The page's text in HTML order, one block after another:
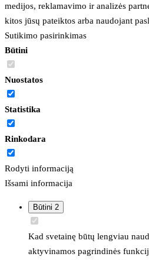
medijos, reklamavimo ir analizės
kitos jūsų pateiktos arba naudojant
Sutikimo pasirinkimas
Būtini
Nuostatos
Statistika
Rinkodara
Rodyti informaciją
Išsami informacija
Būtini 2
Kad svetainę būtų lengviau
aktyvinamos pagrindinės